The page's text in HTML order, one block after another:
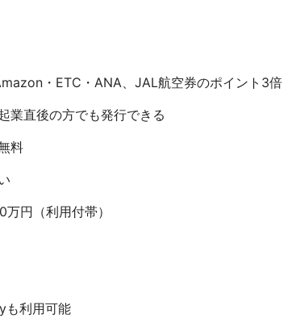
・ETC・ANA、JAL航空券のポイント3倍
業直後の方でも発行できる
料
円（利用付帯）
も利用可能